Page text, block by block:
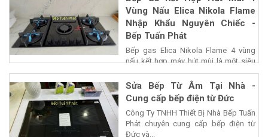
Vùng Nấu Elica Nikola Flame
Nhập Khẩu Nguyên Chiếc -
Bếp Tuấn Phát
Bếp gas Elica Nikola Flame 4 vùng
nấu kết hợp máy hút mùi là một siêu
phẩm của...
Sửa Bếp Từ Âm Tại Nhà -
Cung cấp bếp điện từ Đức
Công Ty TNHH Thiết Bị Nhà Bếp Tuấn
Phát chuyên cung cấp bếp điện từ
Đức và...